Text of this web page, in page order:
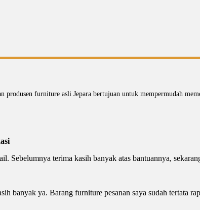
produsen furniture asli Jepara bertujuan untuk mempermudah
Sebelumnya terima kasih banyak atas bantuannya,
banyak ya. Barang furniture pesanan saya sudah tertata